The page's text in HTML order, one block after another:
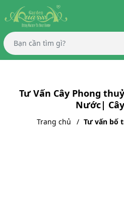
Tư Vấn Cây Phong
Nước|
Trang chủ Tư vấn bố